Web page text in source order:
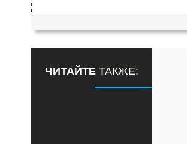
ЧИТАЙТЕ ТАКЖЕ: